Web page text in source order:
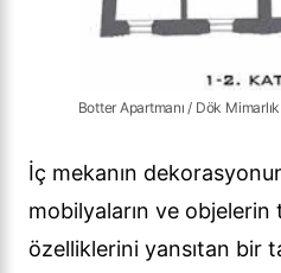
Botter Apartmanı / Dök Mimarlık
İç mekanın
mobilyaların ve objelerin
özelliklerini yansıtan bir